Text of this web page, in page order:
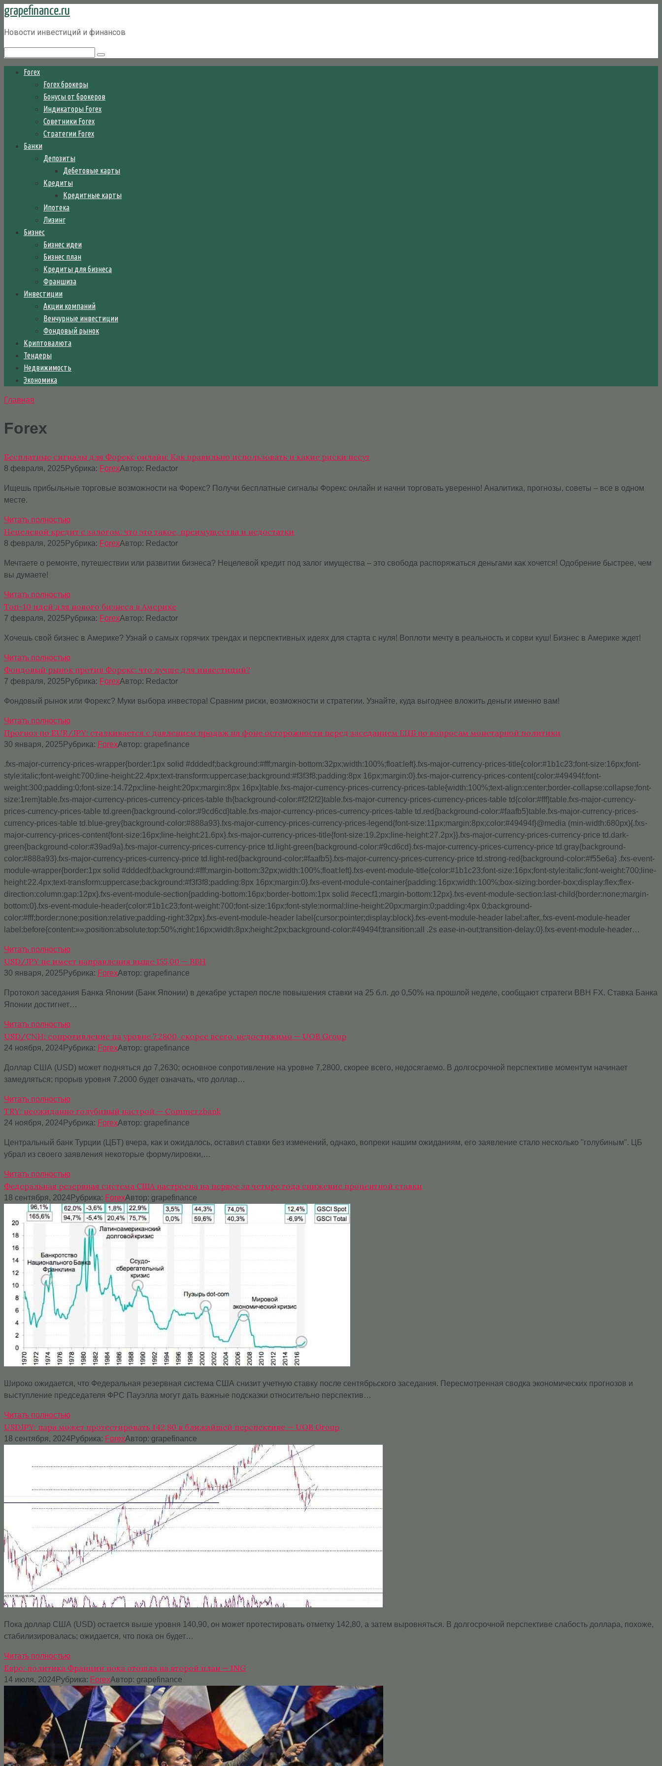
Перейти
контенту
grapefinance.ru
Новости инвестиций и финансов
Forex
Forex брокеры
Бонусы от брокеров
Индикаторы Forex
Советники Forex
Стратегии Forex
Банки
Депозиты
Дебетовые карты
Кредиты
Кредитные карты
Ипотека
Лизинг
Бизнес
Бизнес идеи
Бизнес план
Кредиты для бизнеса
Франшиза
Инвестиции
Акции компаний
Венчурные инвестиции
Фондовый рынок
Криптовалюта
Тендеры
Недвижимость
Экономика
Главная
Forex
Бесплатные сигналы для Форекс онлайн: Как правильно использовать и какие риски несут
8 февраля, 2025 Рубрика: ForexАвтор: Redactor
Ищешь прибыльные торговые возможности на Форекс? Получи бесплатные сигналы Форекс онлайн и начни торговать уверенно! Аналитика, прогнозы, советы – все в одном
месте.
Читать полностью
Нецелевой кредит с залогом: что это такое, преимущества и недостатки
8 февраля, 2025 Рубрика: ForexАвтор: Redactor
Мечтаете о ремонте, путешествии или развитии бизнеса? Нецелевой кредит под залог имущества – это свобода распоряжаться деньгами как хочется! Одобрение быстрее, чем
вы думаете!
Читать полностью
Топ-10 идей для нового бизнеса в Америке
7 февраля, 2025 Рубрика: ForexАвтор: Redactor
Хочешь свой бизнес в Америке? Узнай о самых горячих трендах и перспективных идеях для старта с нуля! Воплоти мечту в реальность и сорви куш! Бизнес в Америке ждет!
Читать полностью
Фондовый рынок против Форекс: что лучше для инвестиций?
7 февраля, 2025 Рубрика: ForexАвтор: Redactor
Фондовый рынок или Форекс? Муки выбора инвестора! Сравним риски, возможности и стратегии. Узнайте, куда выгоднее вложить деньги именно вам!
Читать полностью
Прогноз по EUR/JPY: сталкивается с давлением продаж на фоне осторожности перед заседанием ЕЦБ по вопросам монетарной политики
30 января, 2025 Рубрика: ForexАвтор: grapefinance
.fxs-major-currency-prices-wrapper{border:1px solid #dddedf;background:#fff;margin-bottom:32px;width:100%;float:left}.fxs-major-currency-prices-title{color:#1b1c23;font-size:16px;font-
style:italic;font-weight:700;line-height:22.4px;text-transform:uppercase;background:#f3f3f8;padding:8px 16px;margin:0}.fxs-major-currency-prices-content{color:#49494f;font-
weight:300;padding:0;font-size:14.72px;line-height:20px;margin:8px 16px}table.fxs-major-currency-prices-currency-prices-table{width:100%;text-align:center;border-collapse:collapse;font-
size:1rem}table.fxs-major-currency-prices-currency-prices-table th{background-color:#f2f2f2}table.fxs-major-currency-prices-currency-prices-table td{color:#fff}table.fxs-major-currency-
prices-currency-prices-table td.green{background-color:#9cd6cd}table.fxs-major-currency-prices-currency-prices-table td.red{background-color:#faafb5}table.fxs-major-currency-prices-
currency-prices-table td.blue-grey{background-color:#888a93}.fxs-major-currency-prices-currency-prices-legend{font-size:11px;margin:8px;color:#49494f}@media (min-width:680px){.fxs-
major-currency-prices-content{font-size:16px;line-height:21.6px}.fxs-major-currency-prices-title{font-size:19.2px;line-height:27.2px}}.fxs-major-currency-prices-currency-price td.dark-
green{background-color:#39ad9a}.fxs-major-currency-prices-currency-price td.light-green{background-color:#9cd6cd}.fxs-major-currency-prices-currency-price td.gray{background-
color:#888a93}.fxs-major-currency-prices-currency-price td.light-red{background-color:#faafb5}.fxs-major-currency-prices-currency-price td.strong-red{background-color:#f55e6a} .fxs-event-
module-wrapper{border:1px solid #dddedf;background:#fff;margin-bottom:32px;width:100%;float:left}.fxs-event-module-title{color:#1b1c23;font-size:16px;font-style:italic;font-weight:700;line-
height:22.4px;text-transform:uppercase;background:#f3f3f8;padding:8px 16px;margin:0}.fxs-event-module-container{padding:16px;width:100%;box-sizing:border-box;display:flex;flex-
direction:column;gap:12px}.fxs-event-module-section{padding-bottom:16px;border-bottom:1px solid #ececf1;margin-bottom:12px}.fxs-event-module-section:last-child{border:none;margin-
bottom:0}.fxs-event-module-header{color:#1b1c23;font-weight:700;font-size:16px;font-style:normal;line-height:20px;margin:0;padding:4px 0;background-
color:#fff;border:none;position:relative;padding-right:32px}.fxs-event-module-header label{cursor:pointer;display:block}.fxs-event-module-header label:after,.fxs-event-module-header
label:before{content:»»;position:absolute;top:50%;right:16px;width:8px;height:2px;background-color:#49494f;transition:all .2s ease-in-out;transition-delay:0}.fxs-event-module-header…
Читать полностью
USD/JPY не имеет направления выше 155,00 — BBH
30 января, 2025 Рубрика: ForexАвтор: grapefinance
Протокол заседания Банка Японии (Банк Японии) в декабре устарел после повышения ставки на 25 б.п. до 0,50% на прошлой неделе, сообщают стратеги BBH FX. Ставка Банка
Японии достигнет…
Читать полностью
USD/CNH: сопротивление на уровне 7.2800, скорее всего, недостижимо — UOB Group
24 ноября, 2024Рубрика: ForexАвтор: grapefinance
Доллар США (USD) может подняться до 7,2630; основное сопротивление на уровне 7,2800, скорее всего, недосягаемо. В долгосрочной перспективе моментум начинает
замедляться; прорыв уровня 7.2000 будет означать, что доллар…
Читать полностью
TRY: неожиданно голубиный настрой — Commerzbank
24 ноября, 2024Рубрика: ForexАвтор: grapefinance
Центральный банк Турции (ЦБТ) вчера, как и ожидалось, оставил ставки без изменений, однако, вопреки нашим ожиданиям, его заявление стало несколько "голубиным". ЦБ
убрал из своего заявления некоторые формулировки,…
Читать полностью
Федеральная резервная система США настроена на первое за четыре года снижение процентной ставки
18 сентября, 2024Рубрика: ForexАвтор: grapefinance
Широко ожидается, что Федеральная резервная система США снизит учетную ставку после сентябрьского заседания. Пересмотренная сводка экономических прогнозов и
выступление председателя ФРС Пауэлла могут дать важные подсказки относительно перспектив…
Читать полностью
USDJPY: пара может протестировать 142,80 в ближайшей перспективе — UOB Group
18 сентября, 2024Рубрика: ForexАвтор: grapefinance
Пока доллар США (USD) остается выше уровня 140,90, он может протестировать отметку 142,80, а затем выровняться. В долгосрочной перспективе слабость доллара, похоже,
стабилизировалась; ожидается, что пока он будет…
Читать полностью
Евро: политика Франции пока отошла на второй план — ING
14 июля, 2024Рубрика: ForexАвтор: grapefinance